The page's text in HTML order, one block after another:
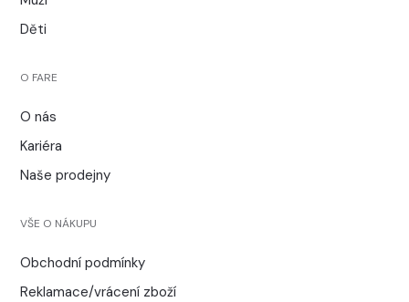
Děti
O FARE
O nás
Kariéra
Naše prodejny
VŠE O NÁKUPU
Obchodní podmínky
Reklamace/vrácení zboží